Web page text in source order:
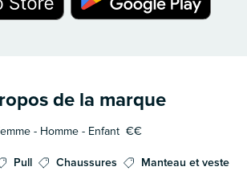
de la marque
- Homme - Enfant €€
Pull Chaussures
Manteau et veste